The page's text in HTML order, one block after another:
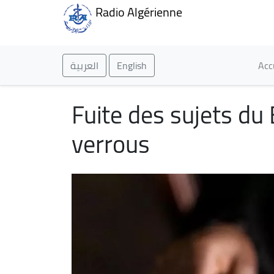
Radio Algérienne
العربية English
Fuite des sujets
verrous